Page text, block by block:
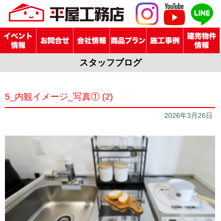
スタッフブログ
5_内観イメージ_写真① (2)
2026年3月26日